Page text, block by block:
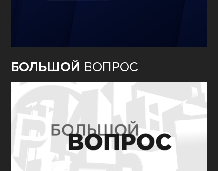
БОЛЬШОЙ ВОПРОС